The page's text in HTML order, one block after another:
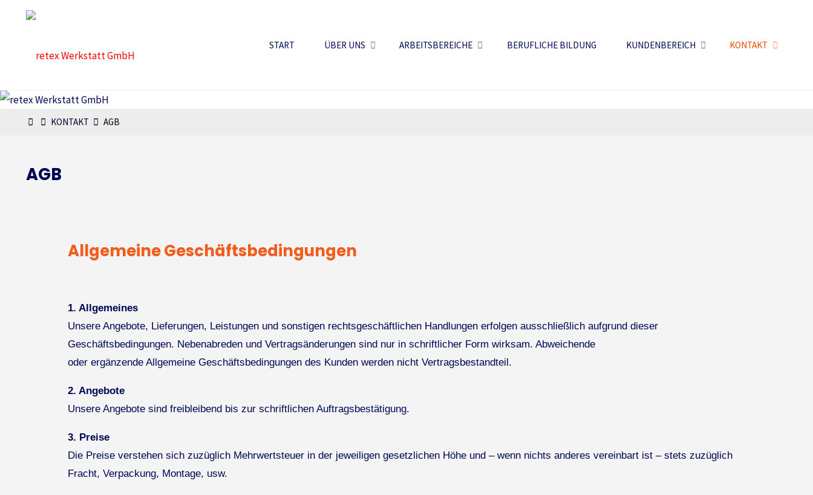
START ÜBER UNS ARBEITSBEREICHE BERUFLICHE BILDUNG KUNDENBEREICH KONTAKT
KONTAKT AGB
AGB
Allgemeine Geschäftsbedingungen
1. Allgemeines
Unsere Angebote, Lieferungen, Leistungen und sonstigen rechtsgeschäftlichen Handlungen erfolgen ausschließlich aufgrund dieser
Geschäftsbedingungen. Nebenabreden und Vertragsänderungen sind nur in schriftlicher Form wirksam. Abweichende
oder ergänzende Allgemeine Geschäftsbedingungen des Kunden werden nicht Vertragsbestandteil.
2. Angebote
Unsere Angebote sind freibleibend bis zur schriftlichen Auftragsbestätigung.
3. Preise
Die Preise verstehen sich zuzüglich Mehrwertsteuer in der jeweiligen gesetzlichen Höhe und – wenn nichts anderes vereinbart ist – stets zuzüglich
Fracht, Verpackung, Montage, usw.